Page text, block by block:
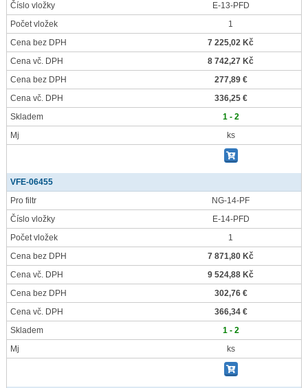
Číslo vložky
E-13-PFD
Počet vložek
1
Cena bez DPH
7 225,02 Kč
Cena vč. DPH
8 742,27 Kč
Cena bez DPH
277,89 €
Cena vč. DPH
336,25 €
Skladem
1 - 2
Mj
ks
VFE-06455
Pro filtr
NG-14-PF
Číslo vložky
E-14-PFD
Počet vložek
1
Cena bez DPH
7 871,80 Kč
Cena vč. DPH
9 524,88 Kč
Cena bez DPH
302,76 €
Cena vč. DPH
366,34 €
Skladem
1 - 2
Mj
ks